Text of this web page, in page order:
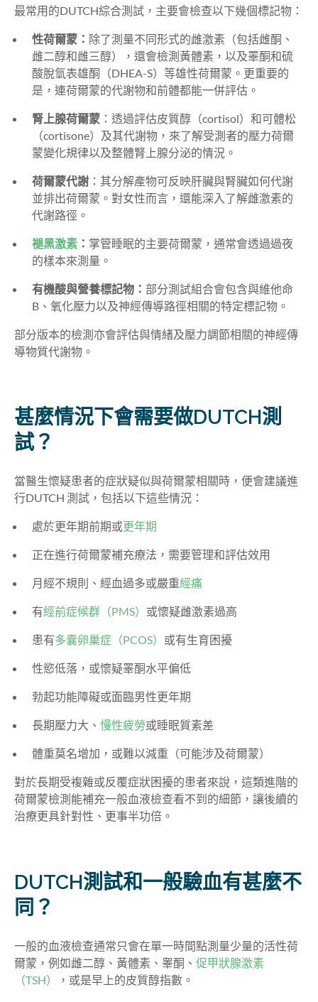
最常用的DUTCH綜合測試，主要會檢查以下幾個標記物：
性荷爾蒙： 除了測量不同形式的雌激素（包括雌酮、
雌二醇和雌三醇），還會檢測黃體素，以及睪酮和硫
酸脫氫表雄酮（DHEA-S）等雄性荷爾蒙。更重要的
是，連荷爾蒙的代謝物和前體都能一併評估。
腎上腺荷爾蒙 ：透過評估皮質醇（cortisol）和可體松
（cortisone）及其代謝物，來了解受測者的壓力荷爾
蒙變化規律以及整體腎上腺分泌的情況。
荷爾蒙代謝 ：其分解產物可反映肝臟與腎臟如何代謝
並排出荷爾蒙。對女性而言，還能深入了解雌激素的
代謝路徑。
褪黑激素 ： 掌管睡眠的主要荷爾蒙，通常會透過過夜
的樣本來測量。
有機酸與營養標記物： 部分測試組合會包含與維他命
B、氧化壓力以及神經傳導路徑相關的特定標記物。
部分版本的檢測亦會評估與情緒及壓力調節相關的神經傳
導物質代謝物。
甚麼情況下會需要做DUTCH測
試？
當醫生懷疑患者的症狀疑似與荷爾蒙相關時，便會建議進
行DUTCH 測試，包括以下這些情況：
處於更年期前期或更年期
正在進行荷爾蒙補充療法，需要管理和評估效用
月經不規則、經血過多或嚴重經痛
有經前症候群（PMS） 或懷疑雌激素過高
患有多囊卵巢症（PCOS） 或有生育困擾
性慾低落，或懷疑睪酮水平偏低
勃起功能障礙或面臨男性更年期
長期壓力大、 慢性疲勞或睡眠質素差
體重莫名增加，或難以減重（可能涉及荷爾蒙）
對於長期受複雜或反覆症狀困擾的患者來說，這類進階的
荷爾蒙檢測能補充一般血液檢查看不到的細節，讓後續的
治療更具針對性、更事半功倍。
DUTCH測試和一般驗血有甚麼不
同？
一般的血液檢查通常只會在單一時間點測量少量的活性荷
爾蒙，例如雌二醇、黃體素、睾酮、 促甲狀腺激素
（TSH）
，或是早上的皮質醇指數。